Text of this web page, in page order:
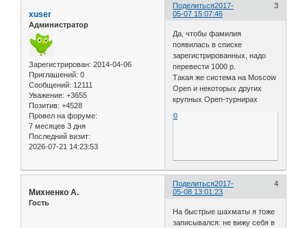
Поделиться 3
2017-
05-07 15:07:46
xuser
Администратор
Зарегистрирован: 2014-04-06
Приглашений: 0
Сообщений: 12111
Уважение: +3655
Позитив: +4528
Провел на форуме:
7 месяцев 3 дня
Последний визит:
2026-07-21 14:23:53
Да, чтобы фамилия
появилась в списке
зарегистрированных, надо
перевести 1000 р.
Такая же система на Moscow
Open и некоторых других
крупных Open-турнирах
0
Поделиться 4
2017-
05-08 13:01:23
Михненко А.
Гость
На быстрые шахматы я тоже
записывался: не вижу себя в